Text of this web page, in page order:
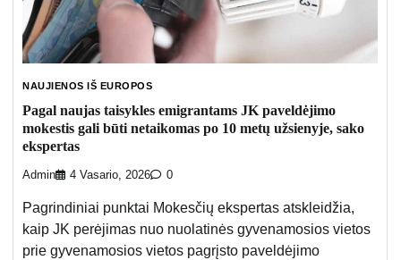
NAUJIENOS IŠ EUROPOS
Pagal naujas taisykles emigrantams JK paveldėjimo
mokestis gali būti netaikomas po 10 metų užsienyje, sako
ekspertas
Admin 4 Vasario, 2026 0
Pagrindiniai punktai Mokesčių ekspertas atskleidžia,
kaip JK perėjimas nuo nuolatinės gyvenamosios vietos
prie gyvenamosios vietos pagrįsto paveldėjimo